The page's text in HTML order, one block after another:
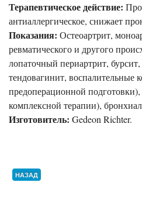
Терапевтическое действие:
антиаллергическое, снижает
Показания: Остеоартрит,
ревматического и другого
лопаточный периартрит,
тендовагинит, воспалительные
предоперационной
комплексной терапии),
Изготовитель: Gedeon Richter.
НАЗАД